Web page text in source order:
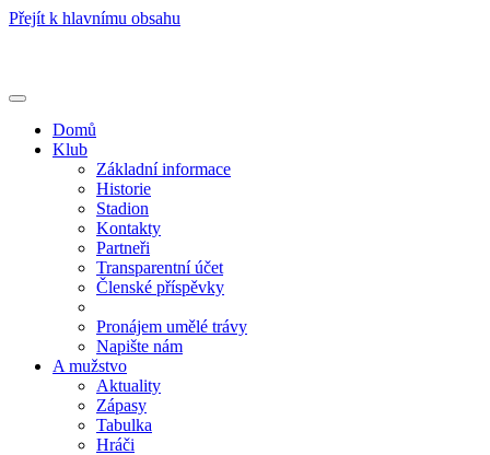
Přejít k hlavnímu obsahu
Toggle
navigationDomů
Klub
Základní informace
Historie
Stadion
Kontakty
Partneři
Transparentní účet
Členské příspěvky
Pronájem umělé trávy
Napište nám
A mužstvo
Aktuality
Zápasy
Tabulka
Hráči